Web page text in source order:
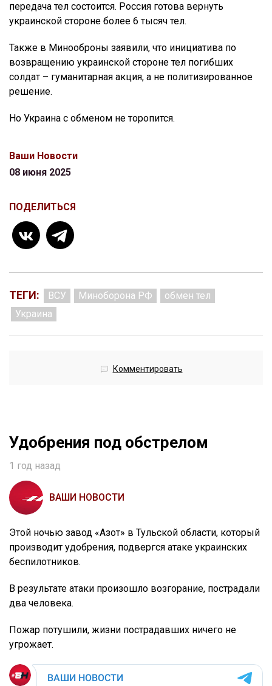
передача тел состоится. Россия готова вернуть
украинской стороне более 6 тысяч тел.
Также в Минооброны заявили, что инициатива по
возвращению украинской стороне тел погибших
солдат – гуманитарная акция, а не политизированное
решение.
Но Украина с обменом не торопится.
Ваши Новости
08 июня 2025
ПОДЕЛИТЬСЯ
ТЕГИ: ВСУ Миноборона РФ
обмен тел
Украина
Комментировать
Удобрения под обстрелом
1 год назад
ВАШИ НОВОСТИ
Этой ночью завод «Азот» в Тульской области, который
производит удобрения, подвергся атаке украинских
беспилотников.
В результате атаки произошло возгорание, пострадали
два человека.
Пожар потушили, жизни пострадавших ничего не
угрожает.